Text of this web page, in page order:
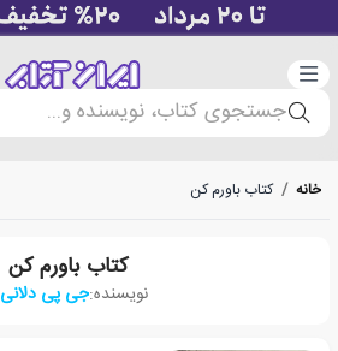
دسته‌بندی
جستجوی کتاب، نویسنده و...
خانه / کتاب باورم کن
کتاب باورم کن
نویسنده:جی پی دلانی